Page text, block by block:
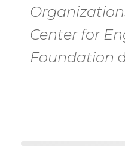
Center for
Foundation